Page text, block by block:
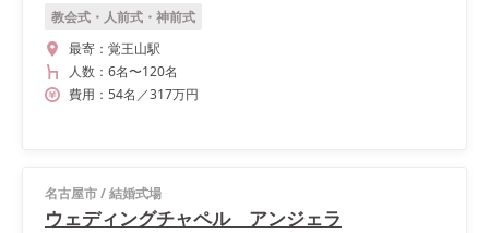
教会式・人前式・神前式
最寄： 覚王山駅
人数： 6名〜120名
費用： 54名 ／317万円
名古屋市/結婚式場
ウェディングチャペル アンジェラ